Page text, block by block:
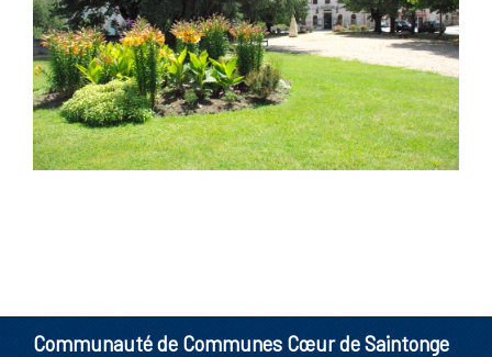
Communauté de Communes Cœur de Saintonge